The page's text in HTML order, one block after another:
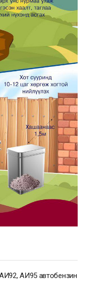
АИ95 автобензин